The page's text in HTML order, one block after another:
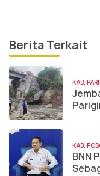
Berita Terkait
KAB.
KAB.
BNN